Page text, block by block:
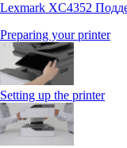
Lexmark XC4352
Preparing your printer
Setting up the printer